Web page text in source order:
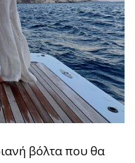
βόλτα που θα